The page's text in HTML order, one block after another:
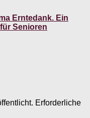
Erntedank. Ein
Senioren
Erforderliche